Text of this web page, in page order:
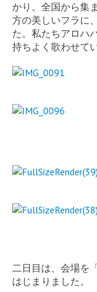
かり。全国から集
方の美しいフラに
た。私たちアロハ
持ちよく歌わせて
二日目は、会場を
はじまりました。